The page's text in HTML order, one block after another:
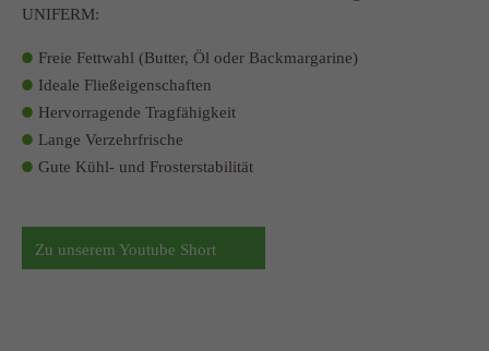
UNIFERM:
Freie Fettwahl (Butter, Öl oder Backmargarine)
Ideale Fließeigenschaften
Hervorragende Tragfähigkeit
Lange Verzehrfrische
Gute Kühl- und Frosterstabilität
Zu unserem Youtube Short